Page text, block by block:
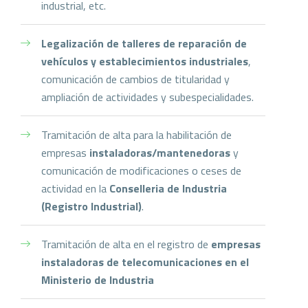
industrial, etc.
Legalización de talleres de reparación de
vehículos y establecimientos industriales,
comunicación de cambios de titularidad y
ampliación de actividades y subespecialidades.
Tramitación de alta para la habilitación de
empresas instaladoras/mantenedorasy
comunicación de modificaciones o ceses de
actividad en la Conselleria de Industria
(Registro Industrial).
Tramitación de alta en el registro de empresas
instaladoras de telecomunicaciones en el
Ministerio de Industria